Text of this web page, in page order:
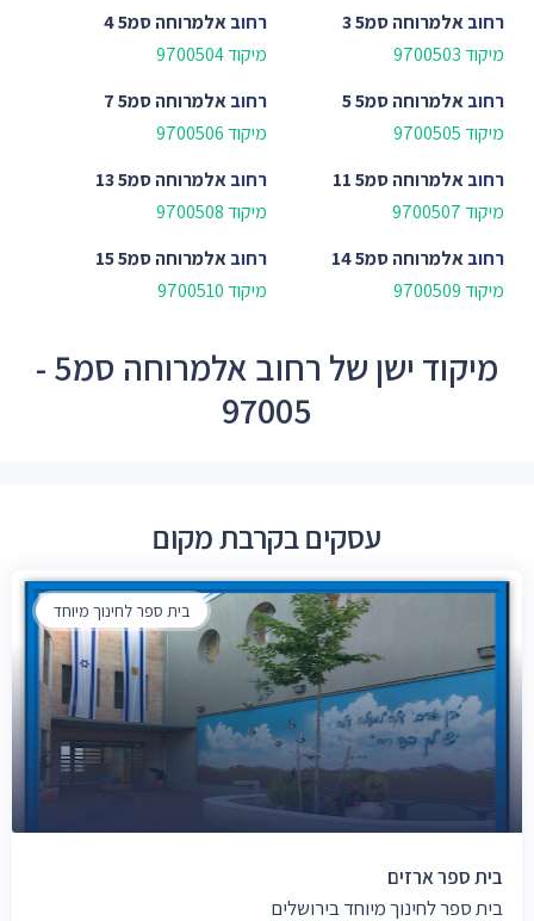
רחובאלמרוחה סמ5 3
מיקוד 9700503
רחובאלמרוחה סמ5 4
מיקוד 9700504
רחובאלמרוחה סמ5 5
מיקוד 9700505
רחובאלמרוחה סמ5 7
מיקוד 9700506
רחובאלמרוחה סמ5 11
מיקוד 9700507
רחובאלמרוחה סמ5 13
מיקוד 9700508
רחובאלמרוחה סמ5 14
מיקוד 9700509
רחובאלמרוחה סמ5 15
מיקוד 9700510
מיקוד ישן של רחוב אלמרוחה סמ5 -
97005
עסקים בקרבת מקום
בית ספר לחינוך מיוחד
בית ספר ארזים
בית ספר לחינוך מיוחד בירושלים